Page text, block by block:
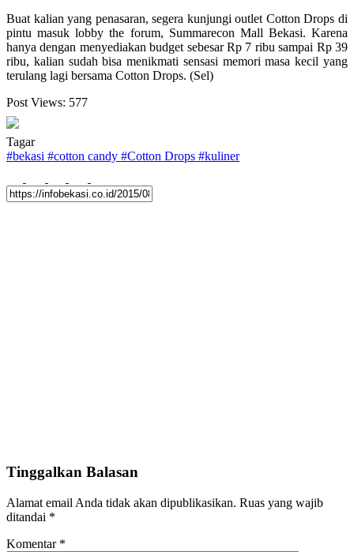
Buat kalian yang penasaran, segera kunjungi outlet Cotton Drops di
pintu masuk lobby the forum, Summarecon Mall Bekasi. Karena
hanya dengan menyediakan budget sebesar Rp 7 ribu sampai Rp 39
ribu, kalian sudah bisa menikmati sensasi memori masa kecil yang
terulang lagi bersama Cotton Drops. (Sel)
Post Views: 577
Tagar
#bekasi #cotton candy #Cotton Drops #kuliner
Tinggalkan Balasan
Alamat email Anda tidak akan dipublikasikan. Ruas yang wajib
ditandai *
Komentar *